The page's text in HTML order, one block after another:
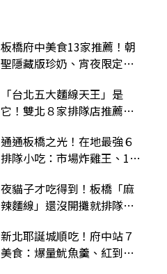
板橋府中美食13家推薦！朝
聖隱藏版珍奶、宵夜限定麻
「台北五大麵線天王」是
它！雙北８家排隊店推薦：
通通板橋之光！在地最強６
排隊小吃：市場炸雞王、15
夜貓子才吃得到！板橋「麻
辣麵線」還沒開攤就排隊，
新北耶誕城順吃！府中站７
美食：爆量魷魚羹、紅到韓